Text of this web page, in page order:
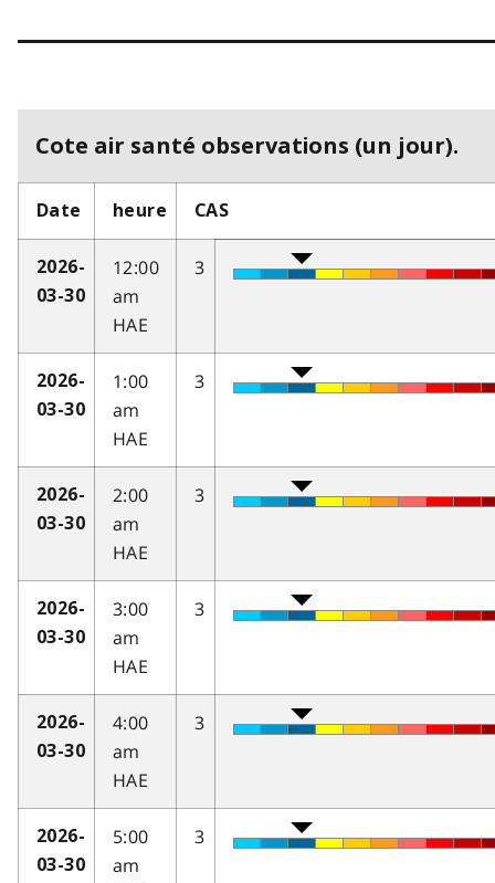
Cote air santé observations (un jour).
Date heure CAS
2026-
03-30
12:00
am
HAE
3
2026-
03-30
1:00
am
HAE
3
2026-
03-30
2:00
am
HAE
3
2026-
03-30
3:00
am
HAE
3
2026-
03-30
4:00
am
HAE
3
2026-
03-30
5:00
am
3